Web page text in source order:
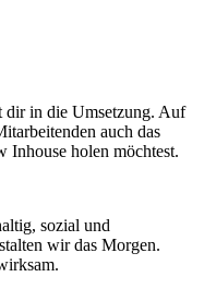
dir in die Umsetzung. Auf
auch das
Inhouse holen möchtest.
sozial und
wir das Morgen.